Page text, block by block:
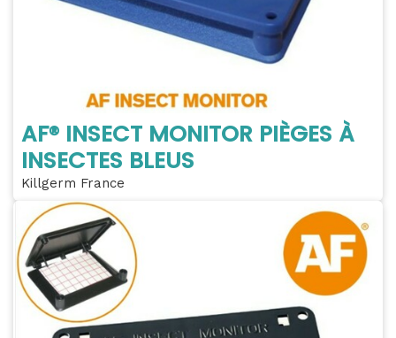
AF® INSECT MONITOR PIÈGES À
INSECTES BLEUS
Killgerm France